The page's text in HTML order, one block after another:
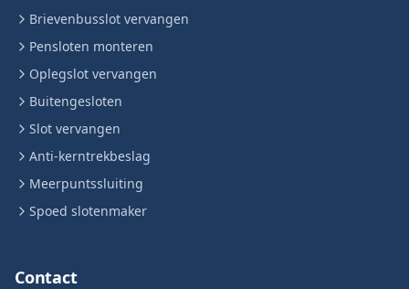
Brievenbusslot vervangen
Pensloten monteren
Oplegslot vervangen
Buitengesloten
Slot vervangen
Anti-kerntrekbeslag
Meerpuntssluiting
Spoed slotenmaker
Contact